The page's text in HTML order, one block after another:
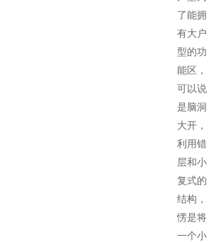
了能拥
有大户
型的功
能区，
可以说
是脑洞
大开，
利用错
层和小
复式的
结构，
愣是将
一个小